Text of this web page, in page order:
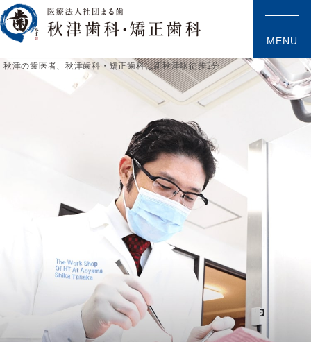
秋津の歯医者、秋津歯科・矯正歯科は新秋津駅徒歩2分
MENU